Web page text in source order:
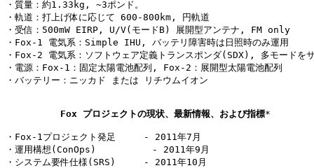
・質量：約1.33kg, ~3ポンド。
・軌道：打上げ体に応じて 600-800km, 円軌道
・受信：500mW EIRP, U/V(モードB) 展開型アンテナ, FM only
・Fox-1 電気系：Simple IHU, バッテリ障害時は日照時のみ運用
・Fox-2 電気系：ソフトウェア定義トランスポンダ(SDX), 多モードを
・電源：Fox-1：固定太陽電池配列, Fox-2：展開型太陽電池配列
・バッテリー：ニッカド または リチウムイオン
Fox プロジェクトの現状、最新情報、および指標*
・Fox-1プロジェクト発足     - 2011年7月
・運用構想(ConOps)          - 2011年9月
・システム要件仕様(SRS)     - 2011年10月